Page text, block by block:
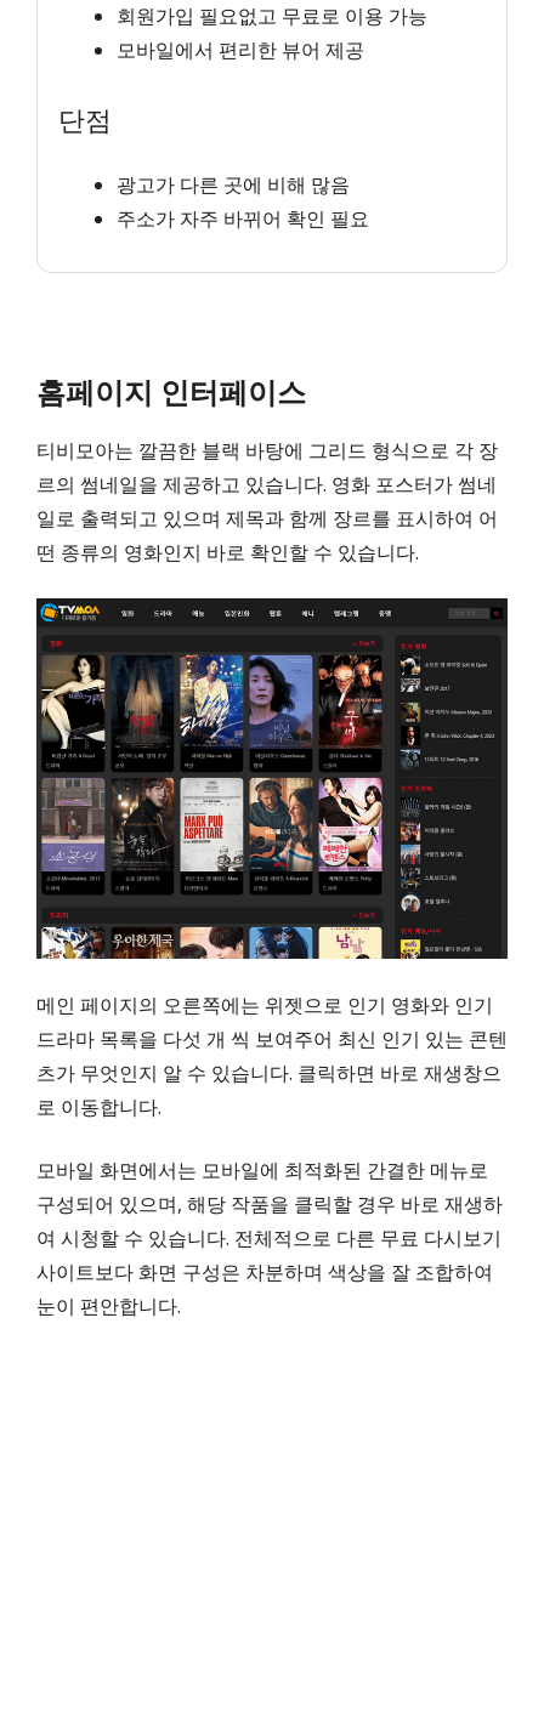
회원가입 필요없고 무료로 이용 가능
모바일에서 편리한 뷰어 제공
단점
광고가 다른 곳에 비해 많음
주소가 자주 바뀌어 확인 필요
홈페이지 인터페이스
티비모아는 깔끔한 블랙 바탕에 그리드 형식으로 각 장
르의 썸네일을 제공하고 있습니다. 영화 포스터가 썸네
일로 출력되고 있으며 제목과 함께 장르를 표시하여 어
떤 종류의 영화인지 바로 확인할 수 있습니다.
메인 페이지의 오른쪽에는 위젯으로 인기 영화와 인기
드라마 목록을 다섯 개 씩 보여주어 최신 인기 있는 콘텐
츠가 무엇인지 알 수 있습니다. 클릭하면 바로 재생창으
로 이동합니다.
모바일 화면에서는 모바일에 최적화된 간결한 메뉴로
구성되어 있으며, 해당 작품을 클릭할 경우 바로 재생하
여 시청할 수 있습니다. 전체적으로 다른 무료 다시보기
사이트보다 화면 구성은 차분하며 색상을 잘 조합하여
눈이 편안합니다.